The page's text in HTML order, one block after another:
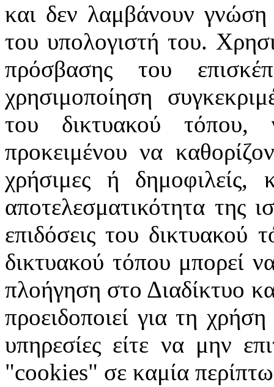
και δεν λαμβάνουν γνώση
του υπολογιστή του.
πρόσβασης του
χρησιμοποίηση
του δικτυακού τόπου,
προκειμένου να
χρήσιμες ή
αποτελεσματικότητα της
επιδόσεις του δικτυακού
δικτυακού τόπου μπορεί
πλοήγηση στο Διαδίκτυο
προειδοποιεί για τη
υπηρεσίες είτε να μην
"cookies" σε καμία